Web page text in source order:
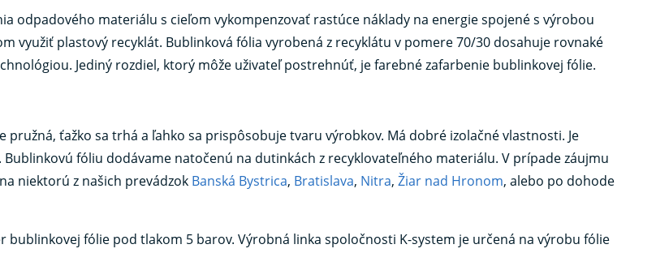
odpadového materiálu s cieľom vykompenzovať rastúce náklady na energie spojené s výrobou
využiť plastový recyklát. Bublinková fólia vyrobená z recyklátu v pomere 70/30 dosahuje rovnaké
Jediný rozdiel, ktorý môže uživateľ postrehnúť, je farebné zafarbenie bublinkovej fólie.
ťažko sa trhá a ľahko sa prispôsobuje tvaru výrobkov. Má dobré izolačné vlastnosti. Je
fóliu dodávame natočenú na dutinkách z recyklovateľného materiálu. V prípade záujmu
niektorú z našich prevádzok Banská Bystrica, Bratislava, Nitra, Žiar nad Hronom, alebo po dohode
fólie pod tlakom 5 barov. Výrobná linka spoločnosti K-system je určená na výrobu fólie